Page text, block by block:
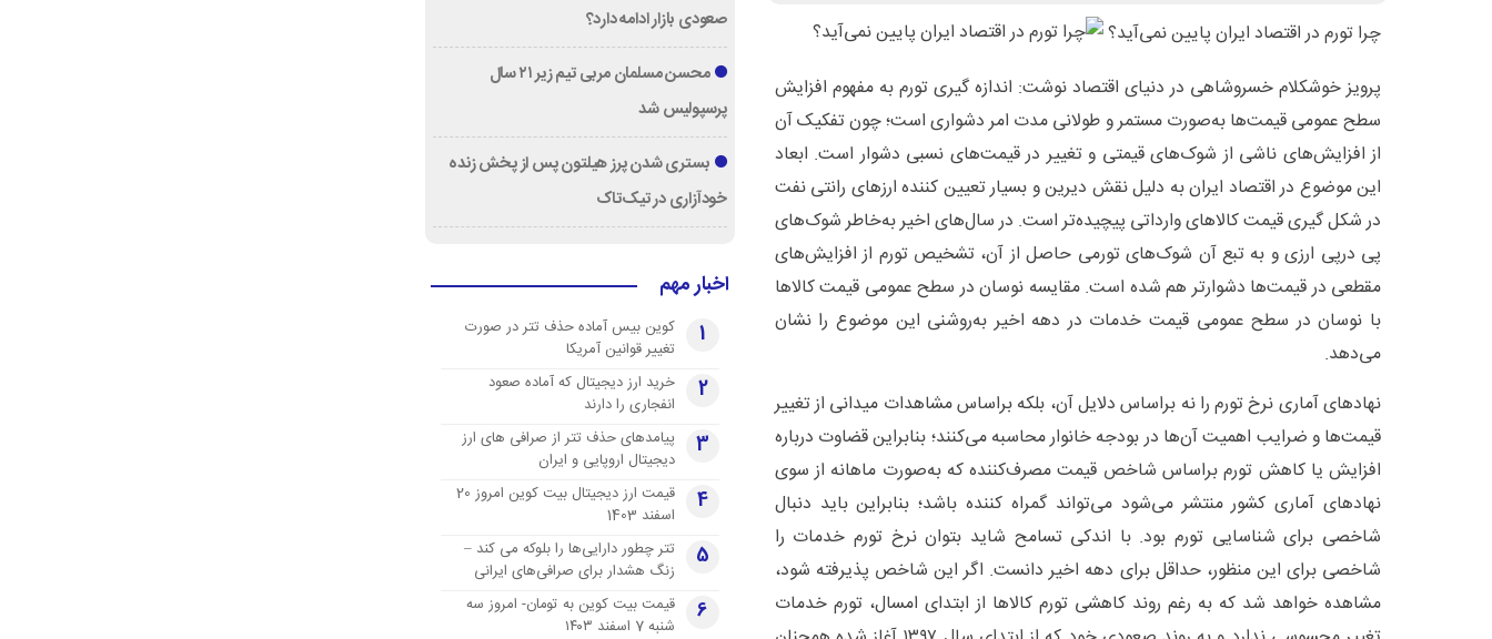
چرا تورم در اقتصاد ایران پایین نمی‌آید؟
پرویز خوشکلام خسروشاهی در دنیای اقتصاد نوشت: اندازه گیری تورم به مفهوم افزایش
سطح عمومی قیمت‌ها به‌صورت مستمر و طولانی مدت امر دشواری است؛ چون تفکیک آن
از افزایش‌های ناشی از شوک‌های قیمتی و تغییر در قیمت‌های نسبی دشوار است. ابعاد
این موضوع در اقتصاد ایران به دلیل نقش دیرین و بسیار تعیین کننده ارز‌های رانتی نفت
در شکل گیری قیمت کالا‌های وارداتی پیچیده‌تر است. در سال‌های اخیر به‌خاطر شوک‌های
پی درپی ارزی و به تبع آن شوک‌های تورمی حاصل از آن، تشخیص تورم از افزایش‌های
مقطعی در قیمت‌ها دشوارتر هم شده است. مقایسه نوسان در سطح عمومی قیمت کالا‌ها
با نوسان در سطح عمومی قیمت خدمات در دهه اخیر به‌روشنی این موضوع را نشان
می‌دهد.
نهاد‌های آماری نرخ تورم را نه براساس دلایل آن، بلکه براساس مشاهدات میدانی از تغییر
قیمت‌ها و ضرایب اهمیت آن‌ها در بودجه خانوار محاسبه می‌کنند؛ بنابراین قضاوت درباره
افزایش یا کاهش تورم براساس شاخص قیمت مصرف‌کننده که به‌صورت ماهانه از سوی
نهاد‌های آماری کشور منتشر می‌شود می‌تواند گمراه کننده باشد؛ بنابراین باید دنبال
شاخصی برای شناسایی تورم بود. با اندکی تسامح شاید بتوان نرخ تورم خدمات را
شاخصی برای این منظور، حداقل برای دهه اخیر دانست. اگر این شاخص پذیرفته شود،
مشاهده خواهد شد که به رغم روند کاهشی تورم کالا‌ها از ابتدای امسال، تورم خدمات
صعودی بازار ادامه دارد؟
محسن مسلمان مربی تیم زیر ۲۱ سال
پرسپولیس شد
بستری شدن پرز هیلتون پس از پخش زنده
خودآزاری در تیک‌تاک
اخبار مهم
1
کوین بیس آماده حذف تتر در صورت
تغییر قوانین آمریکا
2
خرید ارز دیجیتال که آماده صعود
انفجاری را دارند
3
پیامدهای حذف تتر از صرافی های ارز
دیجیتال اروپایی و ایران
4
قیمت ارز دیجیتال بیت کوین امروز 20
اسفند 1403
5
تتر چطور دارایی‌ها را بلوکه می کند –
زنگ هشدار برای صرافی‌های ایرانی
6
قیمت بیت کوین به تومان- امروز سه
شنبه 7 اسفند ۱۴۰۳